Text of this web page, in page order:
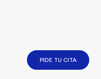
PIDE TU CITA